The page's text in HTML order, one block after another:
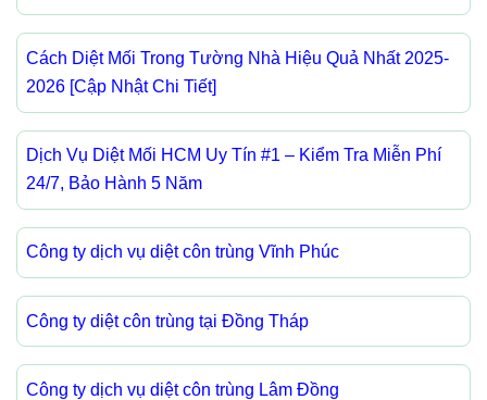
Cách Diệt Mối Trong Tường Nhà Hiệu Quả Nhất 2025-
2026 [Cập Nhật Chi Tiết]
Dịch Vụ Diệt Mối HCM Uy Tín #1 – Kiểm Tra Miễn Phí
24/7, Bảo Hành 5 Năm
Công ty dịch vụ diệt côn trùng Vĩnh Phúc
Công ty diệt côn trùng tại Đồng Tháp
Công ty dịch vụ diệt côn trùng Lâm Đồng